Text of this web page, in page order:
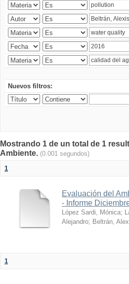
Nuevos filtros:
Mostrando 1 de un total de 1
Ambiente. (0.001 segundos)
1
Evaluación del
- Informe
López Sardi, Mónica;
Alejandro; Beltrán,
1